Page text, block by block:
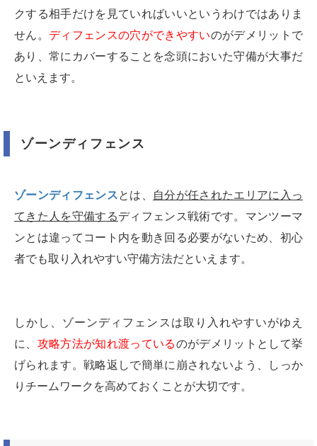
クする相手だけを見ていればいいというわけではありま
せん。 ディフェンスの穴ができやすいのがデメリットで
あり、常にカバーすることを念頭においた守備が大事だ
といえます。
ゾーンディフェンス
ゾーンディフェンスとは、
自分が任されたエリアに入っ
てきた人を守備するディフェンス戦術です。マンツーマ
ンとは違ってコート内を動き回る必要がないため、初心
者でも取り入れやすい守備方法だといえます。
しかし、ゾーンディフェンスは取り入れやすいがゆえ
に、 攻略方法が知れ渡っているのがデメリットとして挙
げられます。戦略返しで簡単に崩されないよう、しっか
りチームワークを高めておくことが大切です。